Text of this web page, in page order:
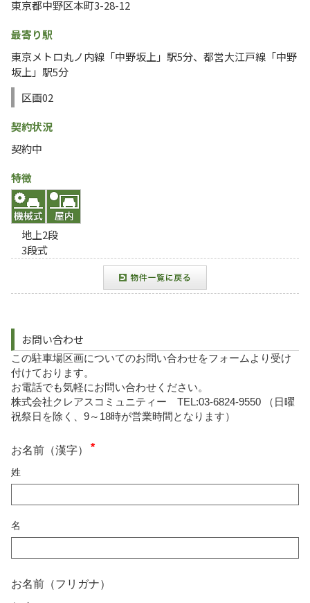
東京都中野区本町3-28-12
最寄り駅
東京メトロ丸ノ内線「中野坂上」駅5分、都営大江戸線「中野
坂上」駅5分
区画02
契約状況
契約中
特徴
地上2段
3段式
お問い合わせ